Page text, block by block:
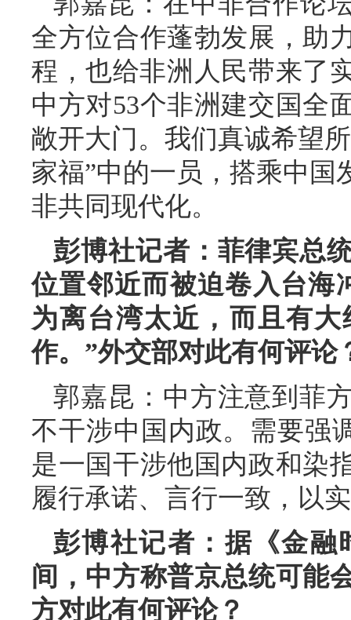
全方位合作蓬勃发展，助
程，也给非洲人民带来了
中方对53个非洲建交国全
敞开大门。我们真诚希望
家福”中的一员，搭乘中
非共同现代化。
彭博社记者：菲律宾总
位置邻近而被迫卷入台海
为离台湾太近，而且有
作。”外交部对此有何评论
郭嘉昆：中方注意到菲
不干涉中国内政。需要强
是一国干涉他国内政和染
履行承诺、言行一致，以
彭博社记者：据《金融
间，中方称普京总统可能
方对此有何评论？